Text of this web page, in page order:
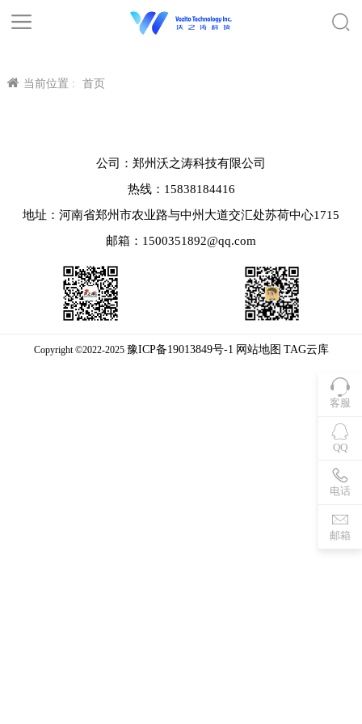
当前位置 : 首页
客服
QQ
电话
邮箱
公司：郑州沃之涛科技有限公司
热线：15838184416
地址：河南省郑州市农业路与中州大道交汇处苏荷中心1715
邮箱：1500351892@qq.com
Copyright ©2022-2025 豫ICP备19013849号-1 网站地图 TAG云库